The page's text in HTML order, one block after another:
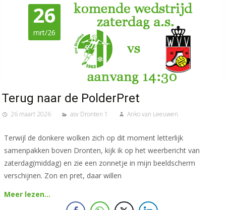
26
mrt/26
Terug naar de PolderPret
26 maart 2026 asv Dronten 1 Anko van Leeuwen
Terwijl de donkere wolken zich op dit moment letterlijk
samenpakken boven Dronten, kijk ik op het weerbericht van
zaterdag(middag) en zie een zonnetje in mijn beeldscherm
verschijnen. Zon en pret, daar willen
Meer lezen…